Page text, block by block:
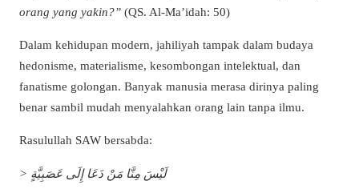
orang yang yakin?” (QS. Al-Ma’idah: 50)
Dalam kehidupan modern, jahiliyah tampak dalam budaya
hedonisme, materialisme, kesombongan intelektual, dan
fanatisme golongan. Banyak manusia merasa dirinya paling
benar sambil mudah menyalahkan orang lain tanpa ilmu.
Rasulullah SAW bersabda:
> لَيْسَ مِنَّا مَنْ دَعَا إِلَى عَصَبِيَّةٍ